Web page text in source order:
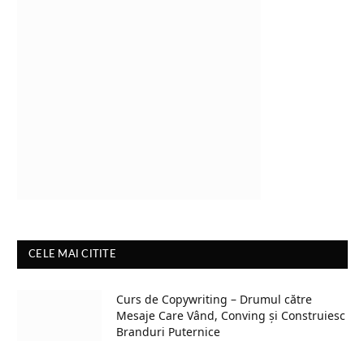
CELE MAI CITITE
Curs de Copywriting – Drumul către
Mesaje Care Vând, Conving și Construiesc
Branduri Puternice